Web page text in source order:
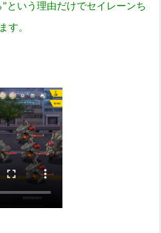
という理由だけでセイレーンち
す。